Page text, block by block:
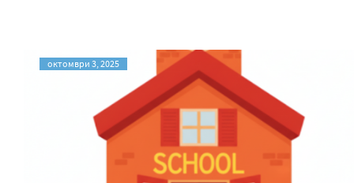
октомври 3, 2025